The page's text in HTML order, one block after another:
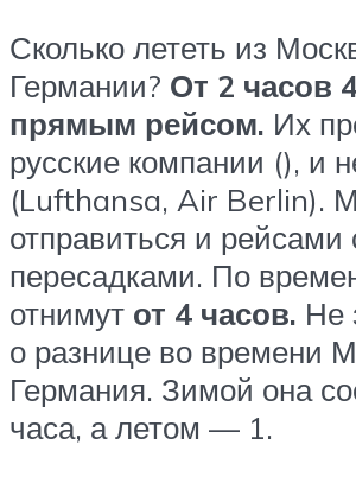
Сколько лететь из
Германии? От 2 часов
прямым рейсом. Их
русские компании (), и
(Lufthansa, Air Berlin).
отправиться и рейсами
пересадками. По
отнимут от 4 часов. Не
о разнице во времени
Германия. Зимой она
часа, а летом — 1.